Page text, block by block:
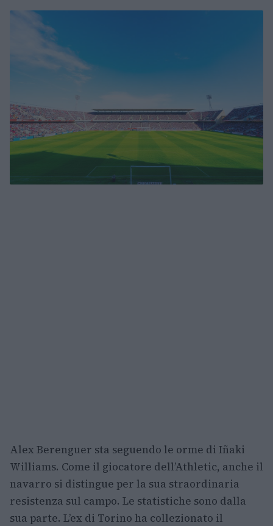
Alex Berenguer sta seguendo le orme di Iñaki
Williams. Come il giocatore dell’Athletic, anche il
navarro si distingue per la sua straordinaria
resistenza sul campo. Le statistiche sono dalla
sua parte. L’ex di Torino ha collezionato il